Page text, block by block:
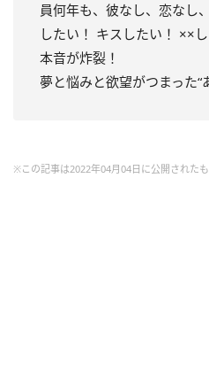
員何年も、彼なし、恋な
したい！ キスしたい！ ××
本音が炸裂！
夢と悩みと欲望がつまった“
※この記事は2022年04月04日に公開された